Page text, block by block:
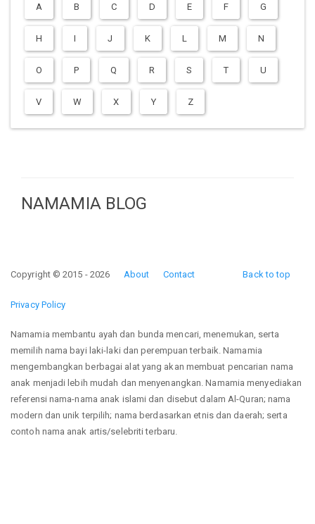
A B C D E F G
H I J K L M N
O P Q R S T U
V W X Y Z
NAMAMIA BLOG
Back to top
Copyright © 2015 - 2026 About Contact
Privacy Policy
Namamia membantu ayah dan bunda mencari, menemukan, serta
memilih nama bayi laki-laki dan perempuan terbaik. Namamia
mengembangkan berbagai alat yang akan membuat pencarian nama
anak menjadi lebih mudah dan menyenangkan. Namamia menyediakan
referensi nama-nama anak islami dan disebut dalam Al-Quran; nama
modern dan unik terpilih; nama berdasarkan etnis dan daerah; serta
contoh nama anak artis/selebriti terbaru.